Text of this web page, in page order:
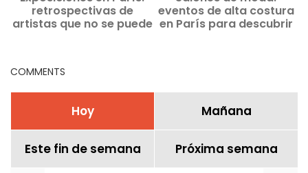
retrospectivas de
artistas que no se puede
eventos de alta costura
en París para descubrir
COMMENTS
Hoy Mañana
Este fin de semana Próxima semana